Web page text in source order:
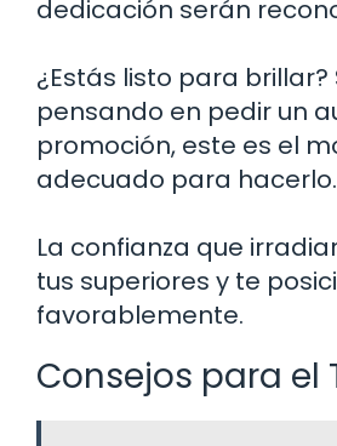
dedicación serán
¿Estás listo para
pensando en pedir un
promoción, este es el
adecuado para hacerlo.
La confianza que
tus superiores y te
favorablemente.
Consejos para el